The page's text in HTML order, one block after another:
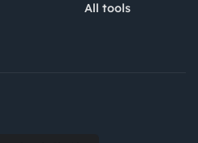
All tools